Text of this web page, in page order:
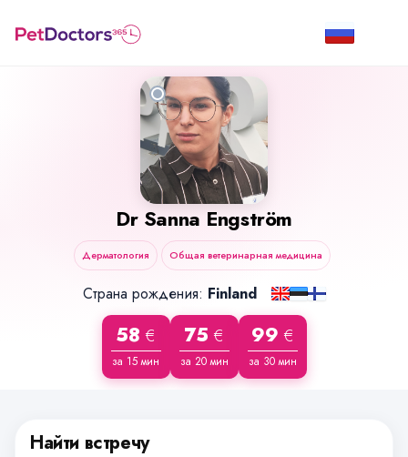
Dr Sanna Engström
Дерматология Общая ветеринарная медицина
Страна рождения: Finland
58 €
за 15 мин
75 €
за 20 мин
99 €
за 30 мин
Найти встречу